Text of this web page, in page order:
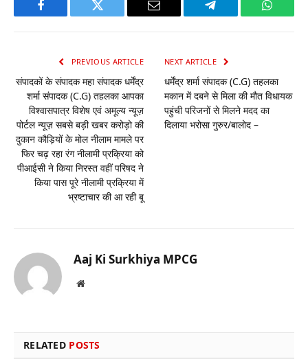
Facebook Twitter Email Telegram
PREVIOUS ARTICLE
संपादकों के संपादक महा संपादक धर्मेंद्र
शर्मा संपादक (C.G) तहलका आपका
विश्वासपात्र विशेष एवं अमूल्य न्यूज़
पोर्टल न्यूज़ सबसे बड़ी खबर करोड़ो की
दुकान कौड़ियों के मोल नीलाम मामले पर
फिर चढ़ रहा रंग नीलामी प्रक्रिया को
पीआईसी ने किया निरस्त वहीं परिषद ने
किया पास पूरे नीलामी प्रक्रिया में
भ्रष्टाचार की आ रही बू
NEXT ARTICLE
धर्मेंद्र शर्मा संपादक (C.G) तहलका
मकान में दबने से मिला की मौत विधायक
पहुंची परिजनों से मिलने मदद का
दिलाया भरोसा गुरुर/बालोद –
Aaj Ki Surkhiya MPCG
Website
RELATED POSTS